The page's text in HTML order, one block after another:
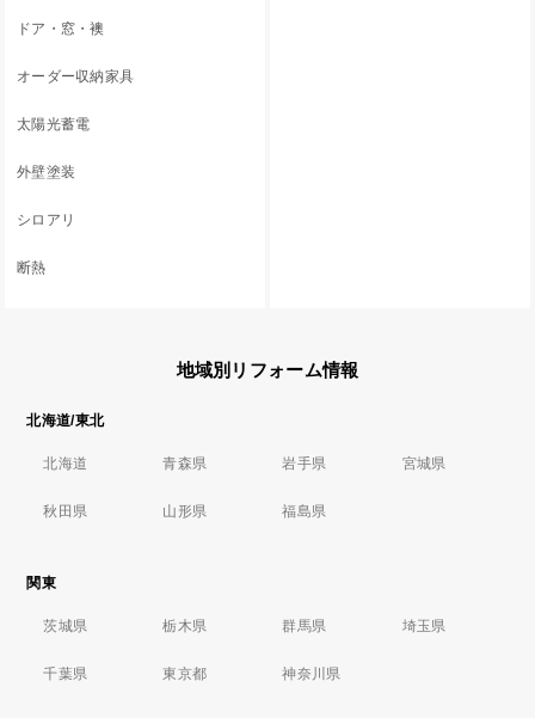
ドア・窓・襖
オーダー収納家具
太陽光蓄電
外壁塗装
シロアリ
断熱
地域別リフォーム情報
北海道/東北
北海道 青森県 岩手県 宮城県
秋田県 山形県 福島県
関東
茨城県 栃木県 群馬県 埼玉県
千葉県 東京都 神奈川県